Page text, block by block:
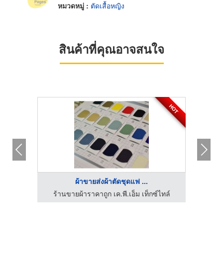
หมวดหมู่ : ตัดเสื้อหญิง
สินค้าที่คุณอาจสนใจ
HOT
ผ้าขายส่งผ้าตัดชุดแฟ ...
ร้านขายผ้าราคาถูก เค.พี.เอ็ม เท็กซ์ไทล์